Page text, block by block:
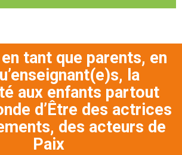
tant que parents, en
la
aux enfants partout
d’Être des actrices
des acteurs de
Paix